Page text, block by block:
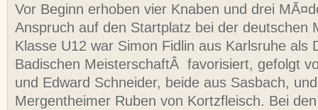
Vor Beginn erhoben vier Knaben und drei
Anspruch auf den Startplatz bei der deutschen
Klasse U12 war Simon Fidlin aus Karlsruhe als
Badischen MeisterschaftÂ favorisiert, gefolgt
und Edward Schneider, beide aus Sasbach,
Mergentheimer Ruben von Kortzfleisch. Bei